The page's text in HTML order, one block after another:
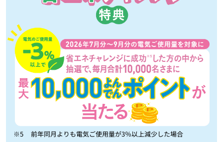
※5 前年同月よりも電気ご使用量が3％以上減少した場合